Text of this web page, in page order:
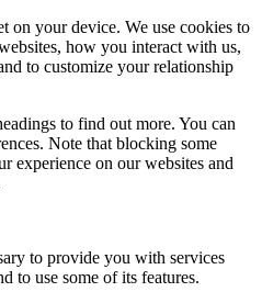
on your device. We use cookies to
how you interact with us,
to customize your relationship
to find out more. You can
Note that blocking some
experience on our websites and
to provide you with services
to use some of its features.